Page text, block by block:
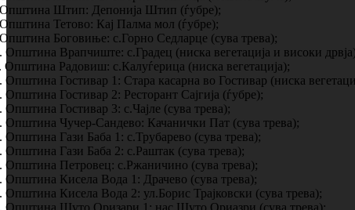
Штип: Депонија Штип (ѓубре);
Тетово: Кај Палма мол (ѓубре);
Боговиње: с.Горно Седларце (сува трева);
Општина Врапчиште: с.Градец (ниска вегетација и високи
Општина Радовиш: с.Калуѓерица (ниска вегетација);
Општина Гостивар 1: Стара касарна во Гостивар (ниска
Општина Гостивар 2: Ресторант Сајгија (ѓубре);
Општина Гостивар 3: с.Чајле (сува трева);
Општина Чучер-Сандево: Качанички Пат (сува трева);
Општина Гази Баба 1: с.Трубарево (сува трева);
Општина Гази Баба 2: с.Раштак (сува трева);
Општина Петровец: с.Ржаничино (сува трева);
Општина Кисела Вода 1: Драчево (сува трева);
Општина Кисела Вода 2: ул.Борис Трајковски (сува трева);
Општина Шуто Оризари 1: нас.Шуто Ориазри (сува трева);